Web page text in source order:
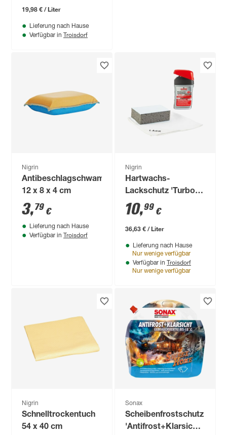
19,98 € / Liter
Lieferung nach Hause
Verfügbar in Troisdorf
Nigrin
Antibeschlagschwamm
12 x 8 x 4 cm
3,79 €
Lieferung nach Hause
Verfügbar in Troisdorf
Nigrin
Hartwachs-
Lackschutz 'Turbo'
300 ml
10,99 €
36,63 € / Liter
Lieferung nach Hause
Nur wenige verfügbar
Verfügbar in Troisdorf
Nur wenige verfügbar
Nigrin
Schnelltrockentuch
54 x 40 cm
Sonax
Scheibenfrostschutz
'Antifrost+Klarsicht'